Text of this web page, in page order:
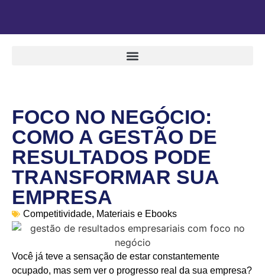
FOCO NO NEGÓCIO:
COMO A GESTÃO DE
RESULTADOS PODE
TRANSFORMAR SUA
EMPRESA
Competitividade, Materiais e Ebooks
Você já teve a sensação de estar constantemente
ocupado, mas sem ver o progresso real da sua empresa?